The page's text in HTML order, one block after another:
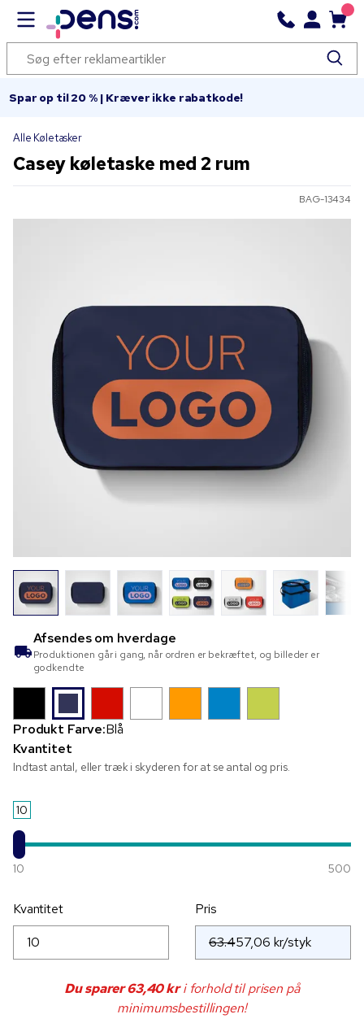
Spar op til 20 % | Kræver ikke rabatkode!
Alle Køletasker
Casey køletaske med 2 rum
BAG-13434
Afsendes om hverdage
Produktionen går i gang, når ordren er bekræftet, og billeder er
godkendte
Produkt Farve:Blå
Kvantitet
Indtast antal, eller træk i skyderen for at se antal og pris.
10
10 500
Kvantitet
Pris
63.4
Du sparer63,40 kri forhold til prisen på
minimumsbestillingen!